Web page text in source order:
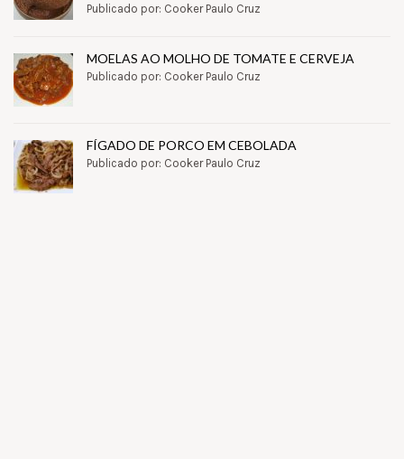
Publicado por: Cooker Paulo Cruz
MOELAS AO MOLHO DE TOMATE E CERVEJA
Publicado por: Cooker Paulo Cruz
FÍGADO DE PORCO EM CEBOLADA
Publicado por: Cooker Paulo Cruz